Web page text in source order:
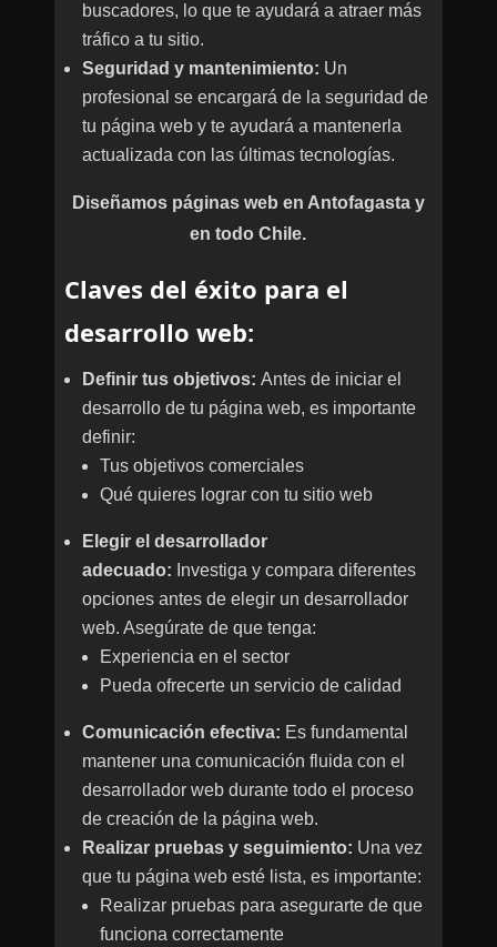
buscadores, lo que te ayudará a atraer más
tráfico a tu sitio.
Seguridad y mantenimiento: Un
profesional se encargará de la seguridad de
tu página web y te ayudará a mantenerla
actualizada con las últimas tecnologías.
Diseñamos páginas web en Antofagasta y
en todo Chile.
Claves del éxito para el
desarrollo web:
Definir tus objetivos: Antes de iniciar el
desarrollo de tu página web, es importante
definir:
Tus objetivos comerciales
Qué quieres lograr con tu sitio web
Elegir el desarrollador
adecuado: Investiga y compara diferentes
opciones antes de elegir un desarrollador
web. Asegúrate de que tenga:
Experiencia en el sector
Pueda ofrecerte un servicio de calidad
Comunicación efectiva: Es fundamental
mantener una comunicación fluida con el
desarrollador web durante todo el proceso
de creación de la página web.
Realizar pruebas y seguimiento: Una vez
que tu página web esté lista, es importante:
Realizar pruebas para asegurarte de que
funciona correctamente